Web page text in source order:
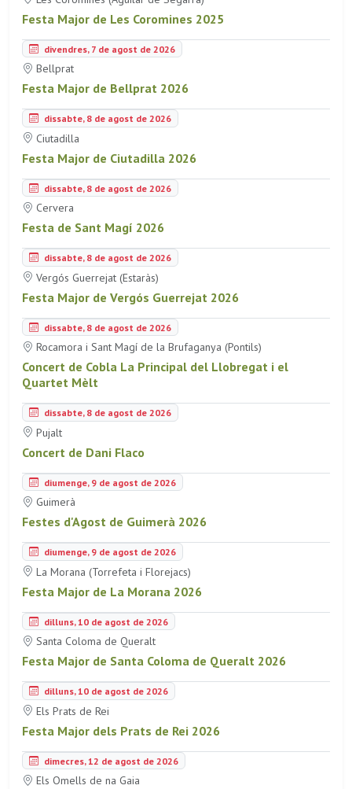
Festa Major de Les Coromines 2025
divendres, 7 de agost de 2026
Bellprat
Festa Major de Bellprat 2026
dissabte, 8 de agost de 2026
Ciutadilla
Festa Major de Ciutadilla 2026
dissabte, 8 de agost de 2026
Cervera
Festa de Sant Magí 2026
dissabte, 8 de agost de 2026
Vergós Guerrejat (Estaràs)
Festa Major de Vergós Guerrejat 2026
dissabte, 8 de agost de 2026
Rocamora i Sant Magí de la Brufaganya (Pontils)
Concert de Cobla La Principal del Llobregat i el
Quartet Mèlt
dissabte, 8 de agost de 2026
Pujalt
Concert de Dani Flaco
diumenge, 9 de agost de 2026
Guimerà
Festes d'Agost de Guimerà 2026
diumenge, 9 de agost de 2026
La Morana (Torrefeta i Florejacs)
Festa Major de La Morana 2026
dilluns, 10 de agost de 2026
Santa Coloma de Queralt
Festa Major de Santa Coloma de Queralt 2026
dilluns, 10 de agost de 2026
Els Prats de Rei
Festa Major dels Prats de Rei 2026
dimecres, 12 de agost de 2026
Els Omells de na Gaia